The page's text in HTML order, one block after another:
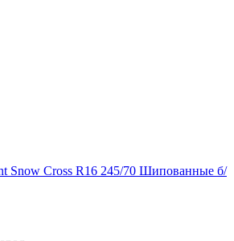
Snow Cross R16 245/70 Шипованные б/